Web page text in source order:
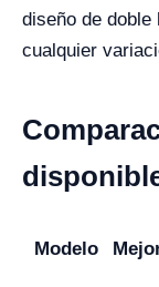
diseño de doble
cualquier
Modelo